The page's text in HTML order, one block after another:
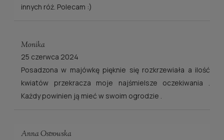
innych róż. Polecam :)
Monika
25 czerwca 2024
Posadzona w majówkę pięknie się rozkrzewiała a ilość
kwiatów przekracza moje najśmielsze oczekiwania .
Każdy powinien ją mieć w swoim ogrodzie .
Anna Ostrowska